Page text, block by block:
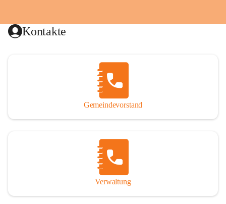
Kontakte
Gemeindevorstand
Verwaltung